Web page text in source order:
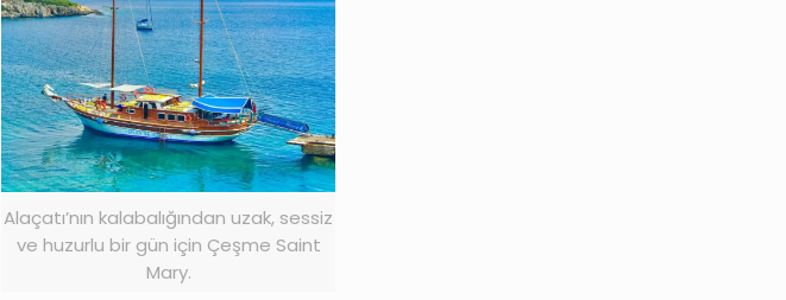
Alaçatı’nın kalabalığından uzak, sessiz
ve huzurlu bir gün için Çeşme Saint
Mary.